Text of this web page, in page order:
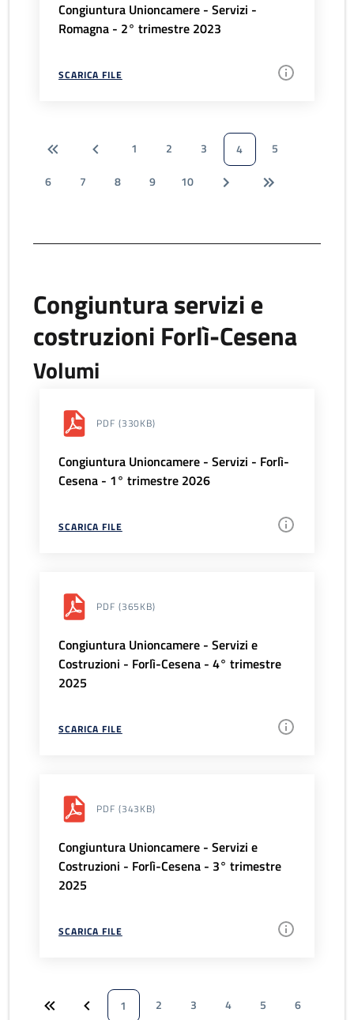
Congiuntura Unioncamere - Servizi -
Romagna - 2° trimestre 2023
SCARICA FILE
1 2 3 4
5
6
7 8 9 10
Congiuntura servizi e
costruzioni Forlì-Cesena
Volumi
PDF (330KB)
Congiuntura Unioncamere - Servizi - Forlì-
Cesena - 1° trimestre 2026
SCARICA FILE
PDF (365KB)
Congiuntura Unioncamere - Servizi e
Costruzioni - Forlì-Cesena - 4° trimestre
2025
SCARICA FILE
PDF (343KB)
Congiuntura Unioncamere - Servizi e
Costruzioni - Forlì-Cesena - 3° trimestre
2025
SCARICA FILE
1 2 3 4 5
6